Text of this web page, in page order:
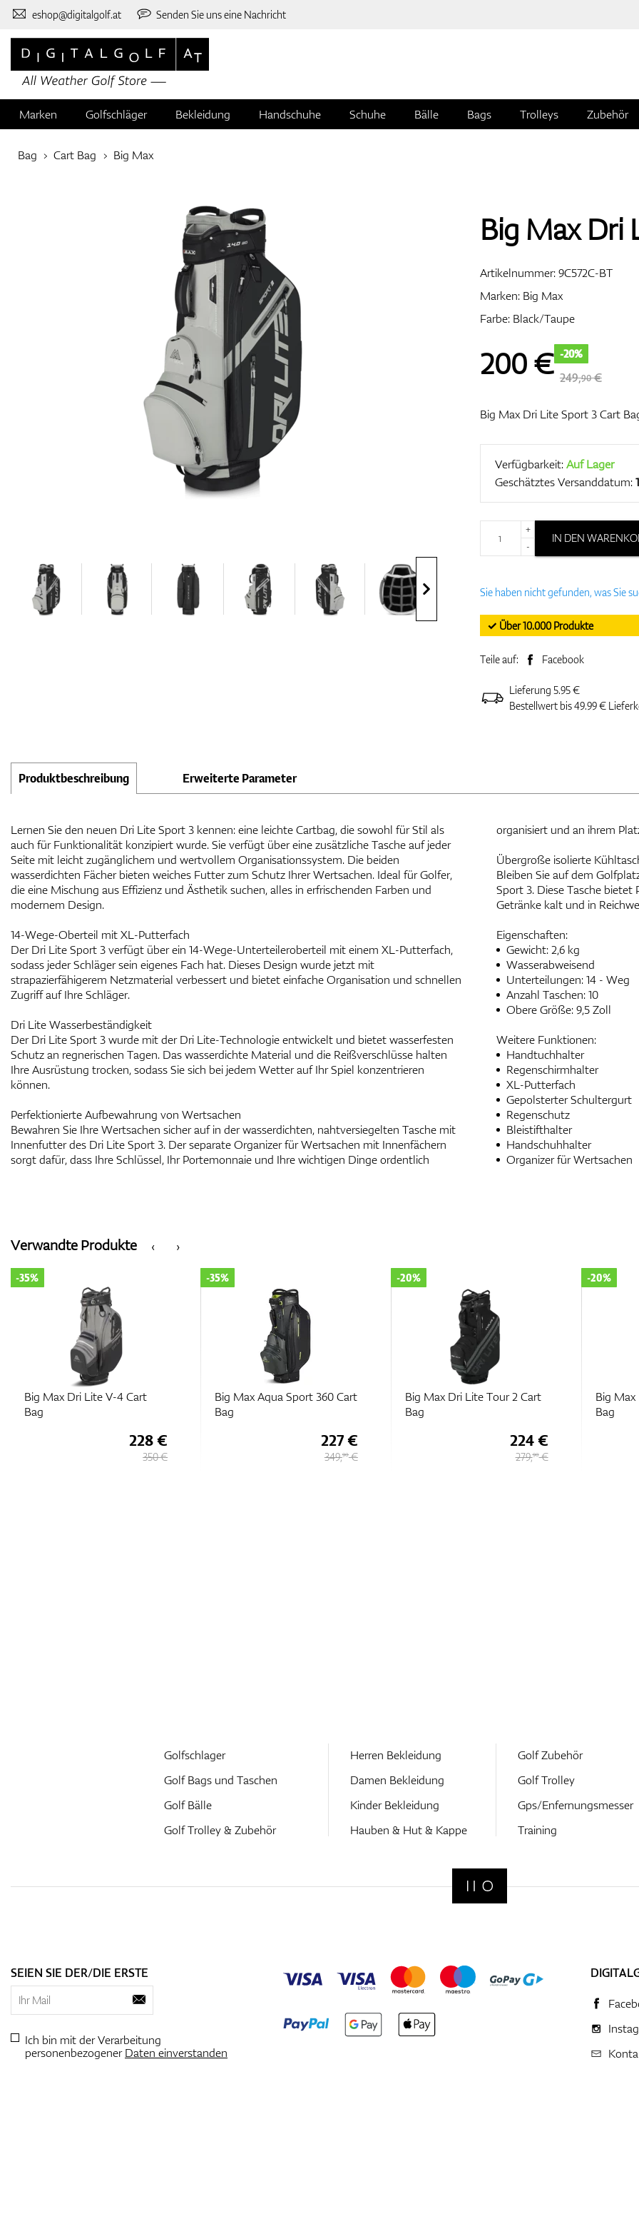
eshop@digitalgolf.at Senden Sie uns eine Nachricht
Marken Golfschläger Bekleidung Handschuhe Schuhe Bälle Bags Trolleys Zubehör
Bag Cart Bag Big Max
Big Max Dri
Artikelnummer:9C572C-BT
Marken: Big Max
Farbe: Black/Taupe
200€ -20%
249,90€
Big Max Dri Lite Sport 3 Cart
Verfügbarkeit:Auf Lager
Geschätztes Versanddatum:
+
-
IN DEN
Sie haben nicht gefunden, was Sie
✓ Über 10.000 Produkte
Teile auf: Facebook
Lieferung 5.95 €
Bestellwert bis 49.99 €
Produktbeschreibung Erweiterte Parameter
Lernen Sie den neuen Dri Lite Sport 3 kennen: eine leichte Cartbag, die sowohl für Stil als
auch für Funktionalität konzipiert wurde. Sie verfügt über eine zusätzliche Tasche auf jeder
Seite mit leicht zugänglichem und wertvollem Organisationssystem. Die beiden
wasserdichten Fächer bieten weiches Futter zum Schutz Ihrer Wertsachen. Ideal für Golfer,
die eine Mischung aus Effizienz und Ästhetik suchen, alles in erfrischenden Farben und
modernem Design.
14-Wege-Oberteil mit XL-Putterfach
Der Dri Lite Sport 3 verfügt über ein 14-Wege-Unterteileroberteil mit einem XL-Putterfach,
sodass jeder Schläger sein eigenes Fach hat. Dieses Design wurde jetzt mit
strapazierfähigerem Netzmaterial verbessert und bietet einfache Organisation und schnellen
Zugriff auf Ihre Schläger.
Dri Lite Wasserbeständigkeit
Der Dri Lite Sport 3 wurde mit der Dri Lite-Technologie entwickelt und bietet wasserfesten
Schutz an regnerischen Tagen. Das wasserdichte Material und die Reißverschlüsse halten
Ihre Ausrüstung trocken, sodass Sie sich bei jedem Wetter auf Ihr Spiel konzentrieren
können.
Perfektionierte Aufbewahrung von Wertsachen
Bewahren Sie Ihre Wertsachen sicher auf in der wasserdichten, nahtversiegelten Tasche mit
Innenfutter des Dri Lite Sport 3. Der separate Organizer für Wertsachen mit Innenfächern
sorgt dafür, dass Ihre Schlüssel, Ihr Portemonnaie und Ihre wichtigen Dinge ordentlich
organisiert und an ihrem
Übergroße isolierte
Bleiben Sie auf dem
Sport 3. Diese Tasche
Getränke kalt und in
Eigenschaften:
Gewicht: 2,6 kg
Wasserabweisend
Unterteilungen: 14 - Weg
Anzahl Taschen: 10
Obere Größe: 9,5 Zoll
Weitere Funktionen:
Handtuchhalter
Regenschirmhalter
XL-Putterfach
Gepolsterter Schultergurt
Regenschutz
Bleistifthalter
Handschuhhalter
Organizer für Wertsachen
‹
Verwandte Produkte ›
Big Max Dri Lite V-4 Cart
Bag
-35%
228 €
350 €
Big Max Aqua Sport 360 Cart
Bag
-35%
227 €
349,90€
Big Max Dri Lite Tour 2 Cart
Bag
-20%
224 €
279,90€
Big
Bag
-20%
Golfschlager
Golf Bags und Taschen
Golf Bälle
Golf Trolley & Zubehör
Herren Bekleidung
Damen Bekleidung
Kinder Bekleidung
Hauben & Hut & Kappe
Golf Zubehör
Golf Trolley
Gps/Enfernungsmesser
Training
SEIEN SIE DER/DIE ERSTE
Ich bin mit der Verarbeitung
personenbezogenerDaten einverstanden